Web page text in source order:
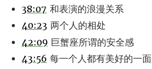
38:07 和表演的浪漫关系
40:23 两个人的相处
42:09 巨蟹座所谓的安全感
43:56 每一个人都有美好的一面